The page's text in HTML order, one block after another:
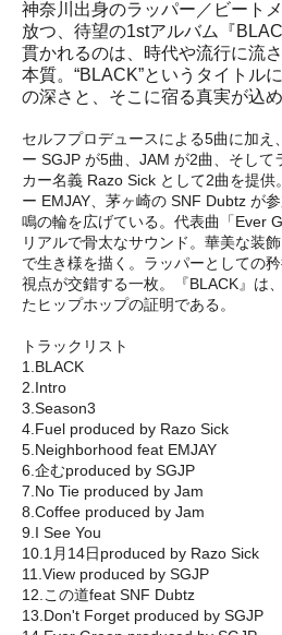
神奈川出身のラッパー／ビート
放つ、待望の1stアルバム『
貫かれるのは、時代や流行に流
本質。“BLACK”というタイトル
の深さと、そこに宿る真実が込め
セルフプロデュースによる5曲に加え
ー SGJP が5曲、JAM が2曲、そして
カー名義 Razo Sick として2曲を提
ー EMJAY、茅ヶ崎の SNF Dubtz が
鳴の輪を広げている。代表曲「Ever
リアルで骨太なサウンド。華美な装
で生き様を描く。ラッパーとしての
視点が交錯する一枚。『BLACK』は
たヒップホップの証明である。
トラックリスト
1.BLACK
2.Intro
3.Season3
4.Fuel produced by Razo Sick
5.Neighborhood feat EMJAY
6.企むproduced by SGJP
7.No Tie produced by Jam
8.Coffee produced by Jam
9.I See You
10.1月14日produced by Razo Sick
11.View produced by SGJP
12.この道feat SNF Dubtz
13.Don't Forget produced by SGJP